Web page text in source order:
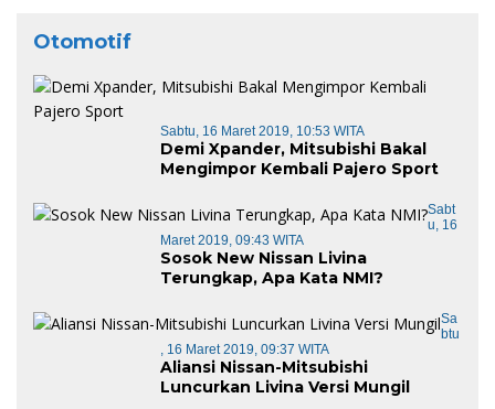
Otomotif
Sabtu, 16 Maret 2019, 10:53 WITA
Demi Xpander, Mitsubishi Bakal
Mengimpor Kembali Pajero Sport
Sabt
U, 16
Maret 2019, 09:43 WITA
Sosok New Nissan Livina
Terungkap, Apa Kata NMI?
Sa
Btu
, 16 Maret 2019, 09:37 WITA
Aliansi Nissan-Mitsubishi
Luncurkan Livina Versi Mungil